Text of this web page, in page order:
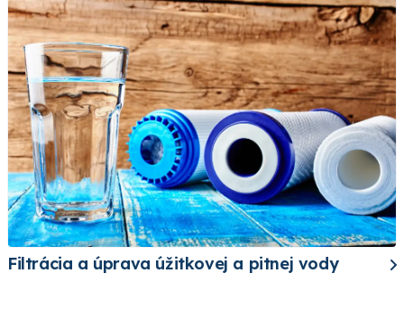
Filtrácia a úprava úžitkovej a pitnej vody